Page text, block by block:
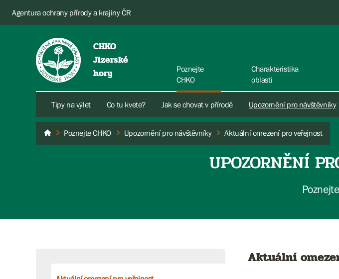
Agentura ochrany přírody a krajiny ČR
CHKO
Jizerské
hory
Poznejte
CHKO
Tipy na výlet Co tu kvete? Jak se chovat v přírodě Upozornění pro návštěvníky
Charakteristika
oblasti
Jizerské hory
Poznejte CHKO Upozornění pro návštěvníky Aktuální omezení pro veřejnost
UPOZORNĚNÍ
Aktuální